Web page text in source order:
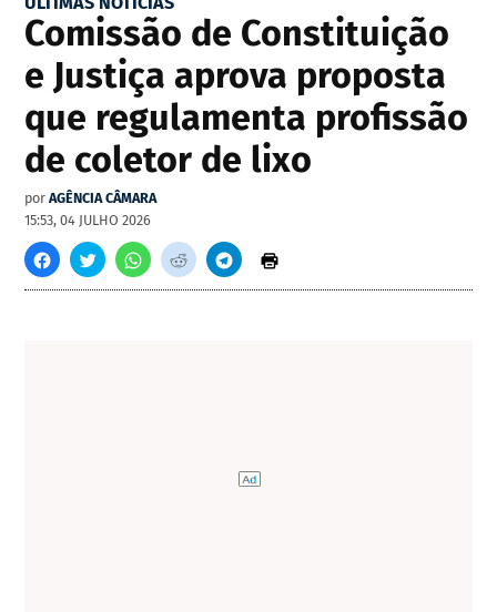
Comissão de Constituição
e Justiça aprova proposta
que regulamenta profissão
de coletor de lixo
por AGÊNCIA CÂMARA
15:53, 04 JULHO 2026